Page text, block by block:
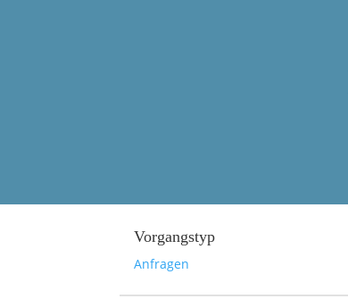
Vorgangstyp
Anfragen